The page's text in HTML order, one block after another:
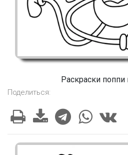
Раскраски поппи
Поделиться: